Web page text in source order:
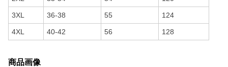
3XL 36-38 55 124
4XL 40-42 56 128
商品画像